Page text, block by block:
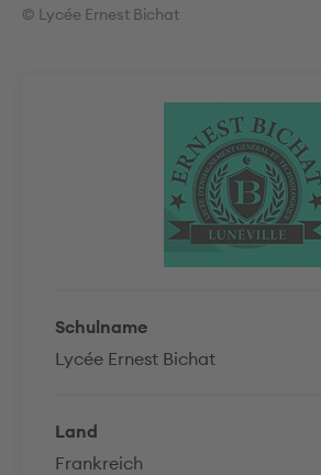
Schulname
Lycée Ernest Bichat
Land
Frankreich
© Lycée Ernest Bichat